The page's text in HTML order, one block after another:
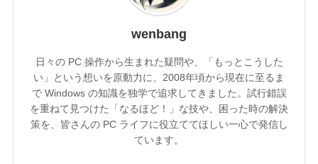
wenbang
日々の PC 操作から生まれた疑問や、「もっとこうした
い」という想いを原動力に、2008年頃から現在に至るま
で Windows の知識を独学で追求してきました。試行錯誤
を重ねて見つけた「なるほど！」な技や、困った時の解決
策を、皆さんの PC ライフに役立ててほしい一心で発信し
ています。